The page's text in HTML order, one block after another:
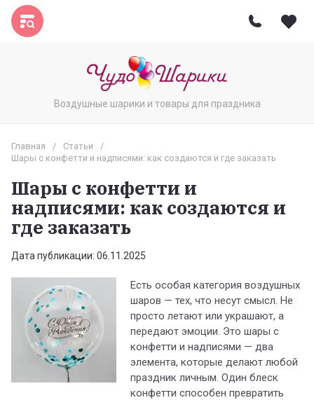
Воздушные шарики и товары для праздника
Главная / Статьи
/
Шары с конфетти и надписями: как создаются и где заказать
Шары с конфетти и
надписями: как создаются и
где заказать
Дата публикации: 06.11.2025
Есть особая категория воздушных
шаров — тех, что несут смысл. Не
просто летают или украшают, а
передают эмоции. Это шары с
конфетти и надписями — два
элемента, которые делают любой
праздник личным. Один блеск
конфетти способен превратить